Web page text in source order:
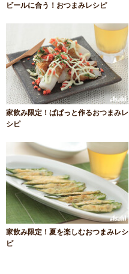
ビールに合う！おつまみレシピ
家飲み限定！ぱぱっと作るおつまみレ
シピ
家飲み限定！夏を楽しむおつまみレシ
ピ